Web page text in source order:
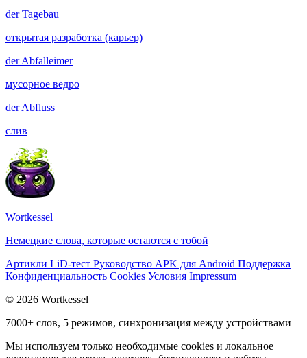
derTagebau
открытая разработка (карьер)
derAbfalleimer
мусорное ведро
derAbfluss
слив
Wortkessel
Немецкие слова, которые остаются с тобой
Артикли LiD-тест Руководство APK для Android Поддержка
Конфиденциальность Cookies Условия Impressum
© 2026 Wortkessel
7000+ слов, 5 режимов, синхронизация между устройствами
Мы используем только необходимые cookies и локальное